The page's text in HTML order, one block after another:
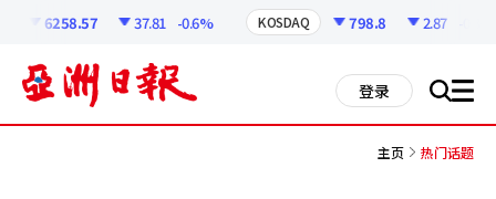
6258.57 37.81 -0.6% KOSDAQ 798.8 2.87
登录 搜 all
主页 热门话题